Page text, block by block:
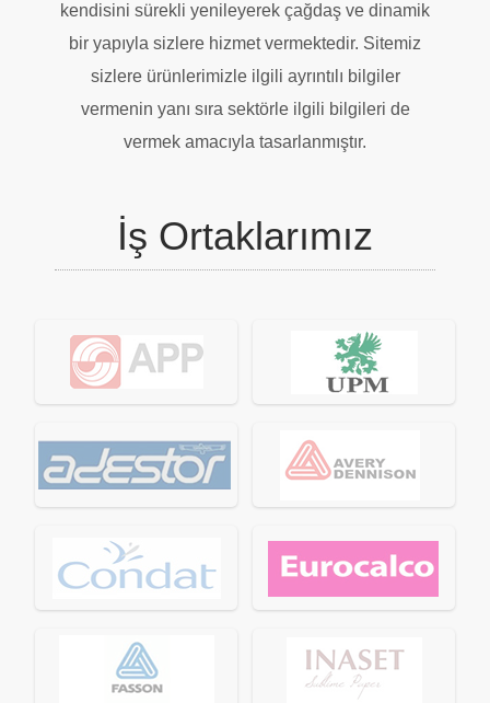
kendisini sürekli yenileyerek çağdaş ve dinamik
bir yapıyla sizlere hizmet vermektedir. Sitemiz
sizlere ürünlerimizle ilgili ayrıntılı bilgiler
vermenin yanı sıra sektörle ilgili bilgileri de
vermek amacıyla tasarlanmıştır.
İş Ortaklarımız